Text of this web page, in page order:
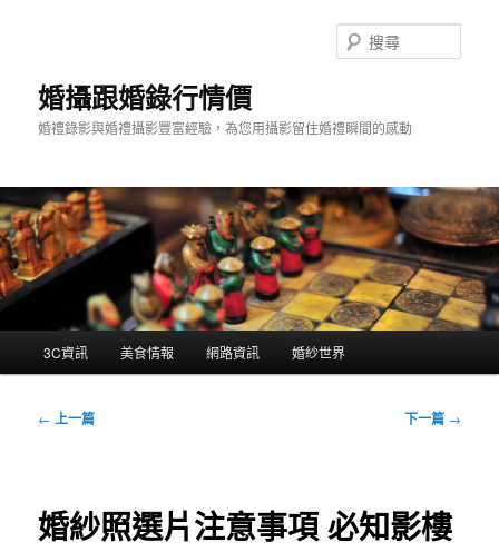
婚攝跟婚錄行情價
婚禮錄影與婚禮攝影豐富經驗，為您用攝影留住婚禮瞬間的感動
尋
3C資訊 美食情報 網路資訊 婚紗世界
文
← 上一篇 下一篇 →
婚紗照選片注意事項 必知影樓